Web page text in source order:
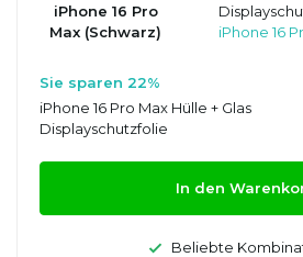
iPhone 16 Pro
Max (Schwarz)
iPhone 16
Sie sparen 22%
iPhone 16 Pro Max Hülle + Glas
Displayschutzfolie
In den
Beliebte